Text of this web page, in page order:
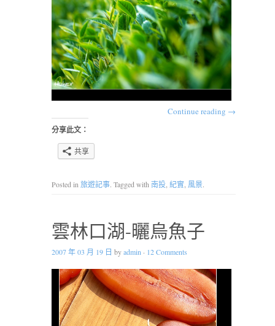
Continue reading →
分享此文：
共享
Posted in 旅遊記事. Tagged with 南投 紀實 風景.
雲林口湖-曬烏魚子
2007 年 03 月 19 日 byadmin · 12 Comments